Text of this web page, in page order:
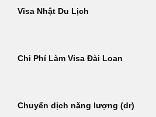
Visa Nhật Du Lịch
Chi Phí Làm Visa Đài Loan
Chuyển dịch năng lượng (dr)